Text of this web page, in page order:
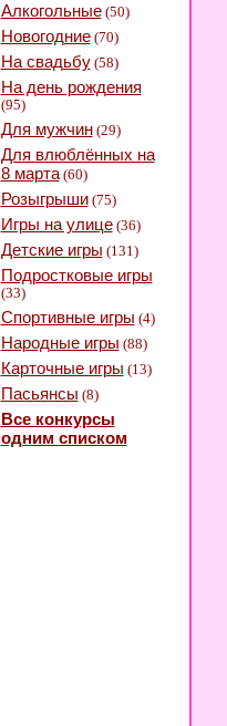
Алкогольные(50)
Новогодние(70)
На свадьбу(58)
На день рождения
(95)
Для мужчин(29)
Для влюблённых на
8 марта(60)
Розыгрыши(75)
Игры на улице(36)
Детские игры (131)
Подростковые игры
(33)
Спортивные игры (4)
Народные игры (88)
Карточные игры (13)
Пасьянсы (8)
Все конкурсы
одним списком